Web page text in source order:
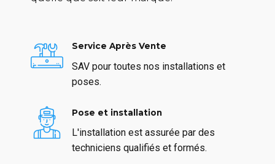
Service Après Vente
SAV pour toutes nos installations et
poses.
Pose et installation
L'installation est assurée par des
techniciens qualifiés et formés.